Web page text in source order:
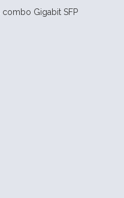
combo Gigabit SFP